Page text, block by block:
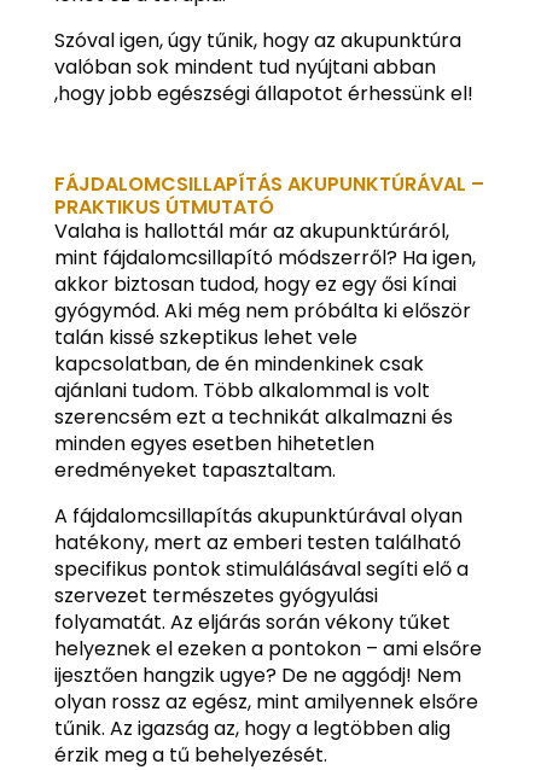
Szóval igen, úgy tűnik, hogy az akupunktúra
valóban sok mindent tud nyújtani abban
,hogy jobb egészségi állapotot érhessünk el!
FÁJDALOMCSILLAPÍTÁS AKUPUNKTÚRÁVAL –
PRAKTIKUS ÚTMUTATÓ
Valaha is hallottál már az akupunktúráról,
mint fájdalomcsillapító módszerről? Ha igen,
akkor biztosan tudod, hogy ez egy ősi kínai
gyógymód. Aki még nem próbálta ki először
talán kissé szkeptikus lehet vele
kapcsolatban, de én mindenkinek csak
ajánlani tudom. Több alkalommal is volt
szerencsém ezt a technikát alkalmazni és
minden egyes esetben hihetetlen
eredményeket tapasztaltam.
A fájdalomcsillapítás akupunktúrával olyan
hatékony, mert az emberi testen található
specifikus pontok stimulálásával segíti elő a
szervezet természetes gyógyulási
folyamatát. Az eljárás során vékony tűket
helyeznek el ezeken a pontokon – ami elsőre
ijesztően hangzik ugye? De ne aggódj! Nem
olyan rossz az egész, mint amilyennek elsőre
tűnik. Az igazság az, hogy a legtöbben alig
érzik meg a tű behelyezését.